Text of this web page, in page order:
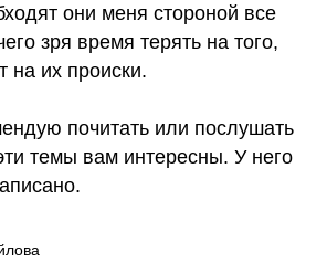
они меня стороной все
зря время терять на того,
на их происки.
почитать или послушать
темы вам интересны. У него